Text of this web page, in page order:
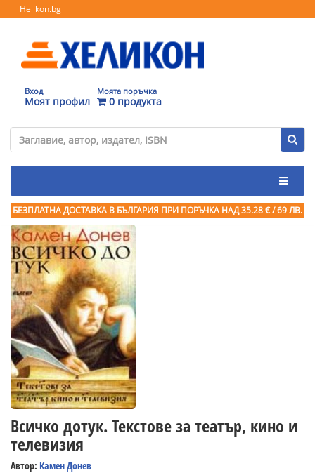
Helikon.bg
Вход
Моят профил
Моята поръчка
0 продукта
БЕЗПЛАТНА ДОСТАВКА В БЪЛГАРИЯ ПРИ ПОРЪЧКА НАД 35.28 € / 69 ЛВ.
Всичко дотук. Текстове за театър, кино и
телевизия
Автор: Камен Донев